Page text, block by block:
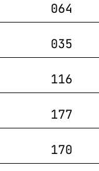
064
035
116
177
170